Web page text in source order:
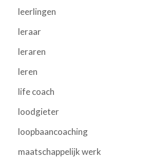
leerlingen
leraar
leraren
leren
life coach
loodgieter
loopbaancoaching
maatschappelijk werk